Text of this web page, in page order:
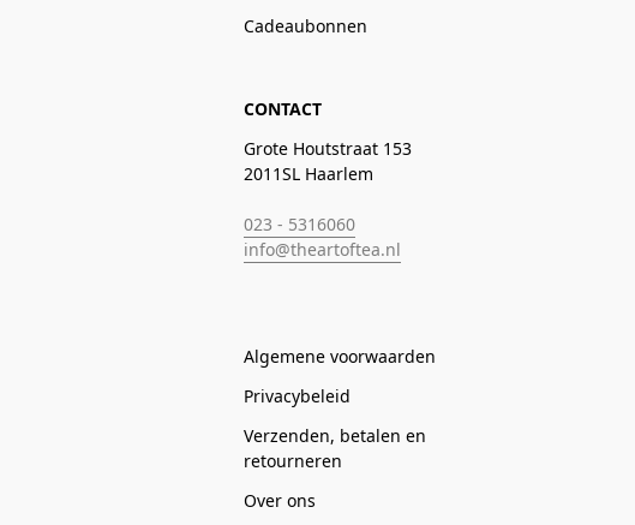
Cadeaubonnen
CONTACT
Grote Houtstraat 153
2011SL Haarlem
023 - 5316060
info@theartoftea.nl
Algemene voorwaarden
Privacybeleid
Verzenden, betalen en
retourneren
Over ons